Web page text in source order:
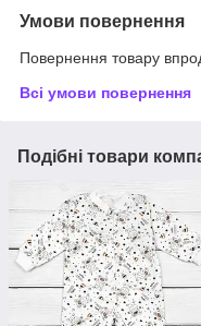
Умови повернення
Повернення товару
Всі умови повернення
Подібні товари